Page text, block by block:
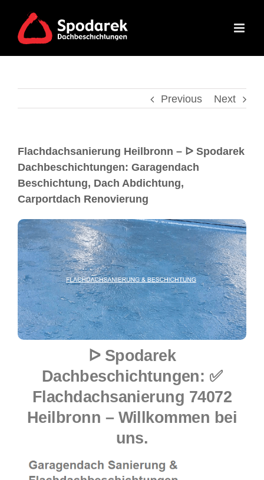
Previous Next
Flachdachsanierung Heilbronn – ᐅ Spodarek
Dachbeschichtungen: Garagendach
Beschichtung, Dach Abdichtung,
Carportdach Renovierung
ᐅ Spodarek
Dachbeschichtungen: ✅
Flachdachsanierung 74072
Heilbronn – Willkommen bei
uns.